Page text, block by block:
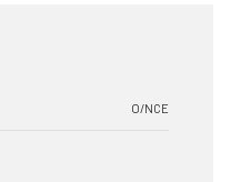
O/NCE